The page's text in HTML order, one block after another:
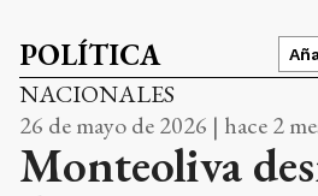
POLÍTICA
NACIONALES
26 de mayo de 2026 | hace 2
Monteoliva